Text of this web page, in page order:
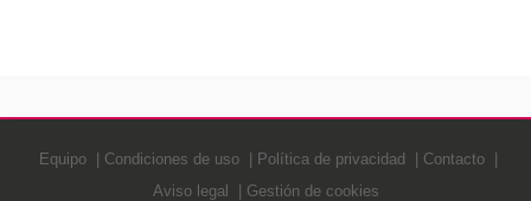
Equipo Condiciones de uso Política de privacidad
Contacto
Aviso legal
Gestión de cookies